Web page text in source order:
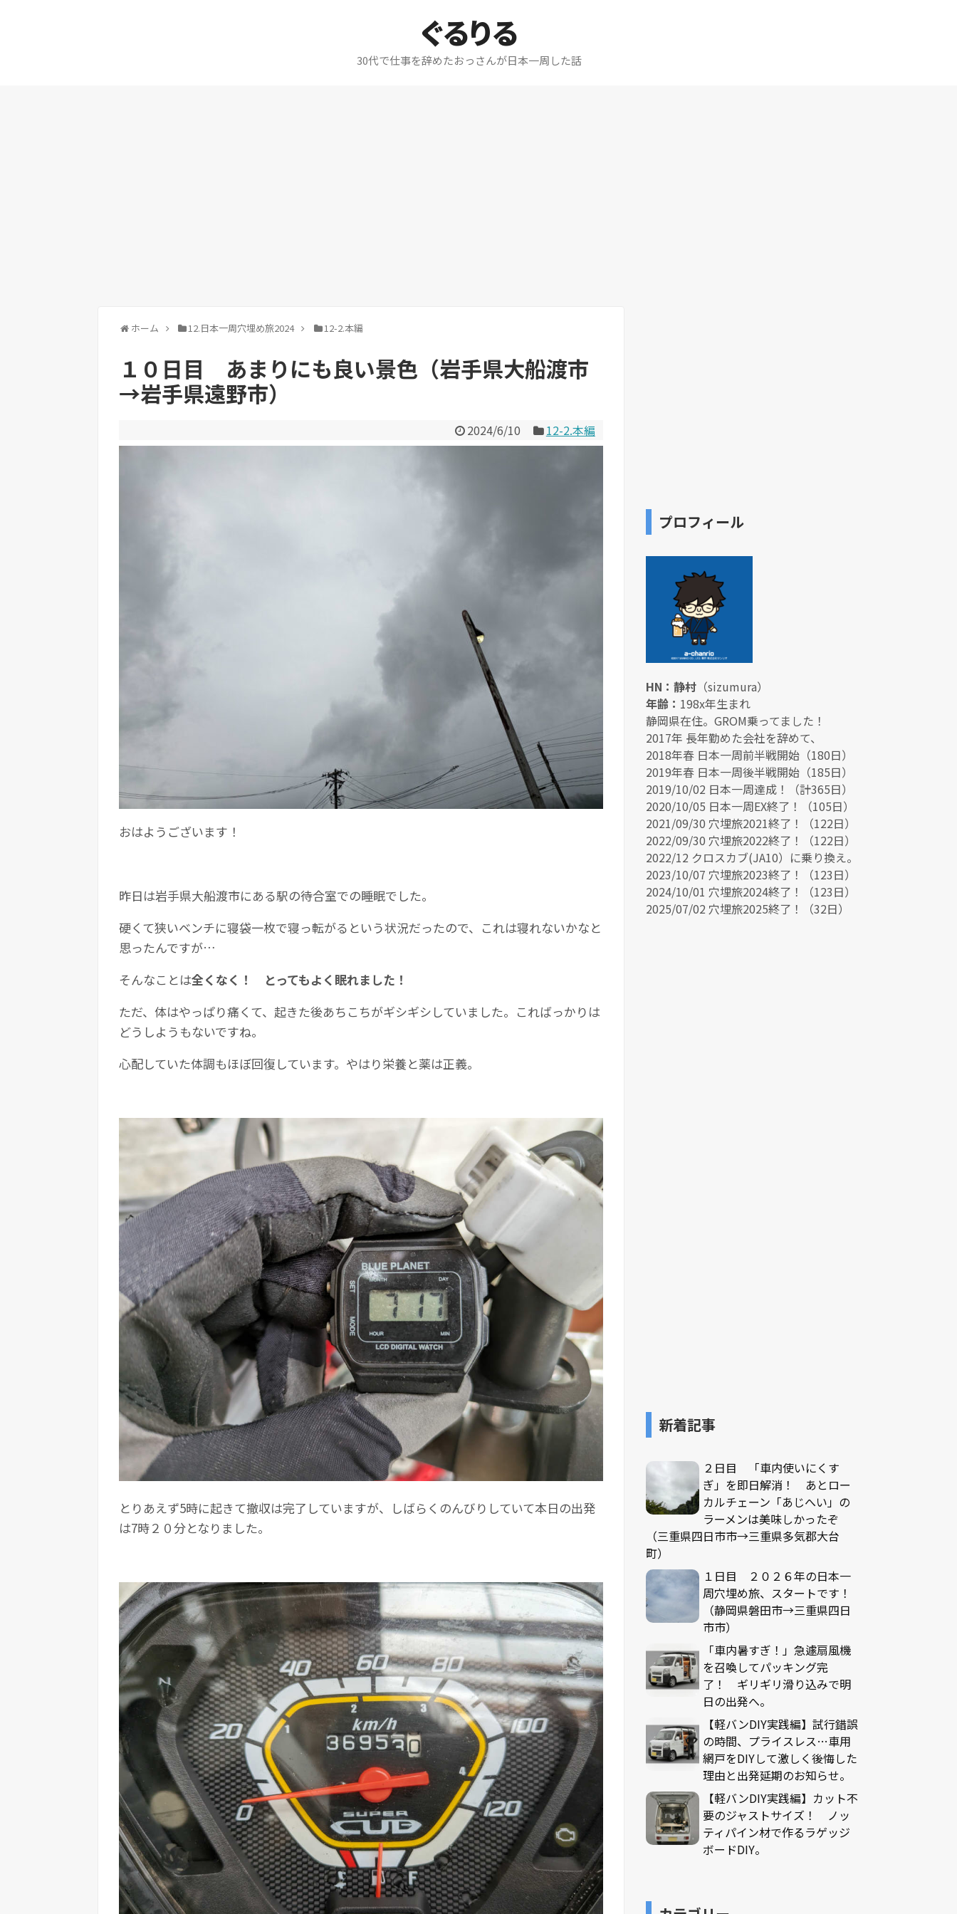
ぐるりる
30代で仕事を辞めたおっさんが日本一周した話
ホーム 12.日本一周穴埋め旅2024 12-2.本編
１０日目 あまりにも良い景色（岩手県大船渡市
→岩手県遠野市）
2024/6/10 12-2.本編
おはようございます！
昨日は岩手県大船渡市にある駅の待合室での睡眠でした。
硬くて狭いベンチに寝袋一枚で寝っ転がるという状況だったので、これは寝れないかなと
思ったんですが…
そんなことは全くなく！ とってもよく眠れました！
ただ、体はやっぱり痛くて、起きた後あちこちがギシギシしていました。こればっかりは
どうしようもないですね。
心配していた体調もほぼ回復しています。やはり栄養と薬は正義。
とりあえず5時に起きて撤収は完了していますが、しばらくのんびりしていて本日の出発
は7時２０分となりました。
プロフィール
HN：静村 （sizumura）
年齢： 198x年生まれ
静岡県在住。GROM乗ってました！
2017年 長年勤めた会社を辞めて、
2018年春 日本一周前半戦開始（180日）
2019年春 日本一周後半戦開始（185日）
2019/10/02 日本一周達成！（計365日）
2020/10/05 日本一周EX終了！（105日）
2021/09/30 穴埋旅2021終了！（122日）
2022/09/30 穴埋旅2022終了！（122日）
2022/12 クロスカブ(JA10）に乗り換え。
2023/10/07 穴埋旅2023終了！（123日）
2024/10/01 穴埋旅2024終了！（123日）
2025/07/02 穴埋旅2025終了！（32日）
新着記事
２日目 「車内使いにくす
ぎ」を即日解消！ あとロー
カルチェーン「あじへい」の
ラーメンは美味しかったぞ
（三重県四日市市→三重県多気郡大台
町）
１日目 ２０２６年の日本一
周穴埋め旅、スタートです！
（静岡県磐田市→三重県四日
市市）
「車内暑すぎ！」急遽扇風機
を召喚してパッキング完
了！ ギリギリ滑り込みで明
日の出発へ。
【軽バンDIY実践編】試行錯誤
の時間、プライスレス…車用
網戸をDIYして激しく後悔した
理由と出発延期のお知らせ。
【軽バンDIY実践編】カット不
要のジャストサイズ！ ノッ
ティパイン材で作るラゲッジ
ボードDIY。